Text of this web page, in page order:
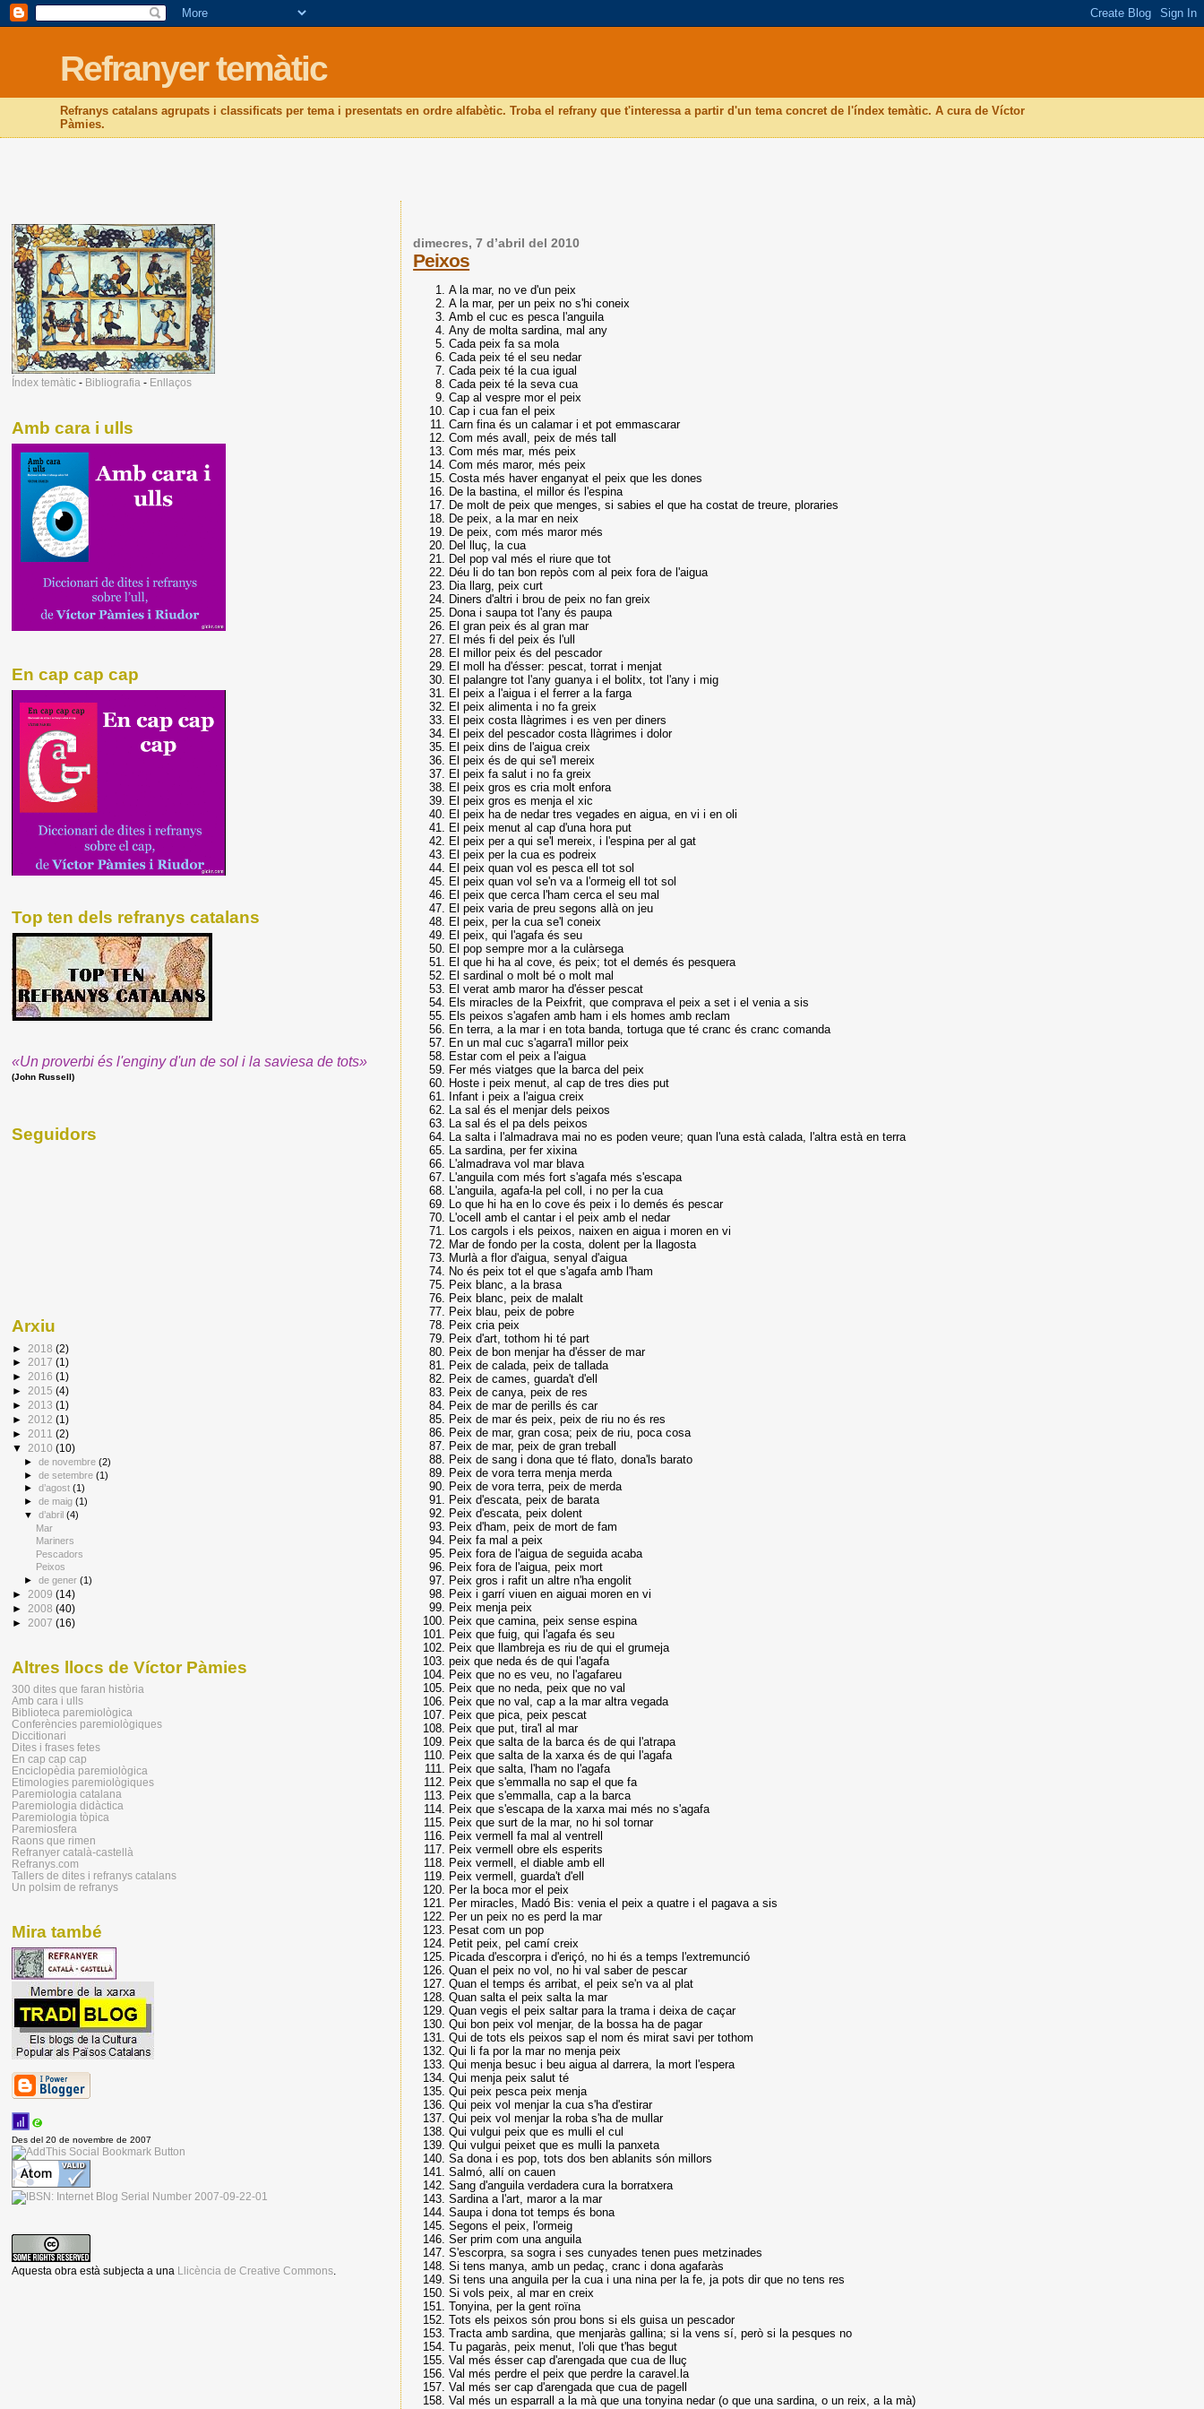
Refranyer temàtic
Refranys catalans agrupats i classificats per tema i presentats en ordre alfabètic. Troba el refrany que t'interessa a partir d'un tema concret de l'índex temàtic. A cura de Víctor
Pàmies.
dimecres, 7 d’abril del 2010
Peixos
A la mar, no ve d'un peix
A la mar, per un peix no s'hi coneix
Amb el cuc es pesca l'anguila
Any de molta sardina, mal any
Cada peix fa sa mola
Cada peix té el seu nedar
Cada peix té la cua igual
Cada peix té la seva cua
Cap al vespre mor el peix
Cap i cua fan el peix
Carn fina és un calamar i et pot emmascarar
Com més avall, peix de més tall
Com més mar, més peix
Com més maror, més peix
Costa més haver enganyat el peix que les dones
De la bastina, el millor és l'espina
De molt de peix que menges, si sabies el que ha costat de treure, ploraries
De peix, a la mar en neix
De peix, com més maror més
Del lluç, la cua
Del pop val més el riure que tot
Déu li do tan bon repòs com al peix fora de l'aigua
Dia llarg, peix curt
Diners d'altri i brou de peix no fan greix
Dona i saupa tot l'any és paupa
El gran peix és al gran mar
El més fi del peix és l'ull
El millor peix és del pescador
El moll ha d'ésser: pescat, torrat i menjat
El palangre tot l'any guanya i el bolitx, tot l'any i mig
El peix a l'aigua i el ferrer a la farga
El peix alimenta i no fa greix
El peix costa llàgrimes i es ven per diners
El peix del pescador costa llàgrimes i dolor
El peix dins de l'aigua creix
El peix és de qui se'l mereix
El peix fa salut i no fa greix
El peix gros es cria molt enfora
El peix gros es menja el xic
El peix ha de nedar tres vegades en aigua, en vi i en oli
El peix menut al cap d'una hora put
El peix per a qui se'l mereix, i l'espina per al gat
El peix per la cua es podreix
El peix quan vol es pesca ell tot sol
El peix quan vol se'n va a l'ormeig ell tot sol
El peix que cerca l'ham cerca el seu mal
El peix varia de preu segons allà on jeu
El peix, per la cua se'l coneix
El peix, qui l'agafa és seu
El pop sempre mor a la culàrsega
El que hi ha al cove, és peix; tot el demés és pesquera
El sardinal o molt bé o molt mal
El verat amb maror ha d'ésser pescat
Els miracles de la Peixfrit, que comprava el peix a set i el venia a sis
Els peixos s'agafen amb ham i els homes amb reclam
En terra, a la mar i en tota banda, tortuga que té cranc és cranc comanda
En un mal cuc s'agarra'l millor peix
Estar com el peix a l'aigua
Fer més viatges que la barca del peix
Hoste i peix menut, al cap de tres dies put
Infant i peix a l'aigua creix
La sal és el menjar dels peixos
La sal és el pa dels peixos
La salta i l'almadrava mai no es poden veure; quan l'una està calada, l'altra està en terra
La sardina, per fer xixina
L'almadrava vol mar blava
L'anguila com més fort s'agafa més s'escapa
L'anguila, agafa-la pel coll, i no per la cua
Lo que hi ha en lo cove és peix i lo demés és pescar
L'ocell amb el cantar i el peix amb el nedar
Los cargols i els peixos, naixen en aigua i moren en vi
Mar de fondo per la costa, dolent per la llagosta
Murlà a flor d'aigua, senyal d'aigua
No és peix tot el que s'agafa amb l'ham
Peix blanc, a la brasa
Peix blanc, peix de malalt
Peix blau, peix de pobre
Peix cria peix
Peix d'art, tothom hi té part
Peix de bon menjar ha d'ésser de mar
Peix de calada, peix de tallada
Peix de cames, guarda't d'ell
Peix de canya, peix de res
Peix de mar de perills és car
Peix de mar és peix, peix de riu no és res
Peix de mar, gran cosa; peix de riu, poca cosa
Peix de mar, peix de gran treball
Peix de sang i dona que té flato, dona'ls barato
Peix de vora terra menja merda
Peix de vora terra, peix de merda
Peix d'escata, peix de barata
Peix d'escata, peix dolent
Peix d'ham, peix de mort de fam
Peix fa mal a peix
Peix fora de l'aigua de seguida acaba
Peix fora de l'aigua, peix mort
Peix gros i rafit un altre n'ha engolit
Peix i garrí viuen en aiguai moren en vi
Peix menja peix
Peix que camina, peix sense espina
Peix que fuig, qui l'agafa és seu
Peix que llambreja es riu de qui el grumeja
peix que neda és de qui l'agafa
Peix que no es veu, no l'agafareu
Peix que no neda, peix que no val
Peix que no val, cap a la mar altra vegada
Peix que pica, peix pescat
Peix que put, tira'l al mar
Peix que salta de la barca és de qui l'atrapa
Peix que salta de la xarxa és de qui l'agafa
Peix que salta, l'ham no l'agafa
Peix que s'emmalla no sap el que fa
Peix que s'emmalla, cap a la barca
Peix que s'escapa de la xarxa mai més no s'agafa
Peix que surt de la mar, no hi sol tornar
Peix vermell fa mal al ventrell
Peix vermell obre els esperits
Peix vermell, el diable amb ell
Peix vermell, guarda't d'ell
Per la boca mor el peix
Per miracles, Madó Bis: venia el peix a quatre i el pagava a sis
Per un peix no es perd la mar
Pesat com un pop
Petit peix, pel camí creix
Picada d'escorpra i d'eriçó, no hi és a temps l'extremunció
Quan el peix no vol, no hi val saber de pescar
Quan el temps és arribat, el peix se'n va al plat
Quan salta el peix salta la mar
Quan vegis el peix saltar para la trama i deixa de caçar
Qui bon peix vol menjar, de la bossa ha de pagar
Qui de tots els peixos sap el nom és mirat savi per tothom
Qui li fa por la mar no menja peix
Qui menja besuc i beu aigua al darrera, la mort l'espera
Qui menja peix salut té
Qui peix pesca peix menja
Qui peix vol menjar la cua s'ha d'estirar
Qui peix vol menjar la roba s'ha de mullar
Qui vulgui peix que es mulli el cul
Qui vulgui peixet que es mulli la panxeta
Sa dona i es pop, tots dos ben ablanits són millors
Salmó, allí on cauen
Sang d'anguila verdadera cura la borratxera
Sardina a l'art, maror a la mar
Saupa i dona tot temps és bona
Segons el peix, l'ormeig
Ser prim com una anguila
S'escorpra, sa sogra i ses cunyades tenen pues metzinades
Si tens manya, amb un pedaç, cranc i dona agafaràs
Si tens una anguila per la cua i una nina per la fe, ja pots dir que no tens res
Si vols peix, al mar en creix
Tonyina, per la gent roïna
Tots els peixos són prou bons si els guisa un pescador
Tracta amb sardina, que menjaràs gallina; si la vens sí, però si la pesques no
Tu pagaràs, peix menut, l'oli que t'has begut
Val més ésser cap d'arengada que cua de lluç
Val més perdre el peix que perdre la caravel.la
Val més ser cap d'arengada que cua de pagell
Val més un esparrall a la mà que una tonyina nedar (o que una sardina, o un reix, a la mà)
Índex temàtic - Bibliografia - Enllaços
Amb cara i ulls
En cap cap cap
Top ten dels refranys catalans
«Un proverbi és l'enginy d'un de sol i la saviesa de tots»
(John Russell)
Seguidors
Arxiu
► 2018 (2)
► 2017 (1)
► 2016 (1)
► 2015 (4)
► 2013 (1)
► 2012 (1)
► 2011 (2)
▼ 2010 (10)
►de novembre(2)
►de setembre(1)
►d’agost(1)
►de maig(1)
▼d’abril(4)
Mar
Mariners
Pescadors
Peixos
►de gener(1)
► 2009 (14)
► 2008 (40)
► 2007 (16)
Altres llocs de Víctor Pàmies
300 dites que faran història
Amb cara i ulls
Biblioteca paremiològica
Conferències paremiològiques
Diccitionari
Dites i frases fetes
En cap cap cap
Enciclopèdia paremiològica
Etimologies paremiològiques
Paremiologia catalana
Paremiologia didàctica
Paremiologia tòpica
Paremiosfera
Raons que rimen
Refranyer català-castellà
Refranys.com
Tallers de dites i refranys catalans
Un polsim de refranys
Mira també
Des del 20 de novembre de 2007
Aquesta obra està subjecta a una Llicència de Creative Commons.